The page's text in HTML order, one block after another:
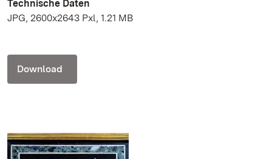
Technische Daten
JPG, 2600x2643 Pxl, 1.21 MB
Download